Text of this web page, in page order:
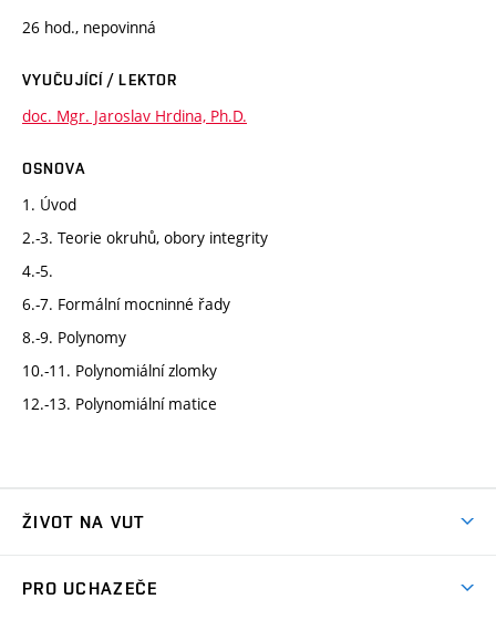
26 hod., nepovinná
VYUČUJÍCÍ / LEKTOR
doc. Mgr. Jaroslav Hrdina, Ph.D.
OSNOVA
1. Úvod
2.-3. Teorie okruhů, obory integrity
4.-5.
6.-7. Formální mocninné řady
8.-9. Polynomy
10.-11. Polynomiální zlomky
12.-13. Polynomiální matice
ŽIVOT NA VUT
PRO UCHAZEČE